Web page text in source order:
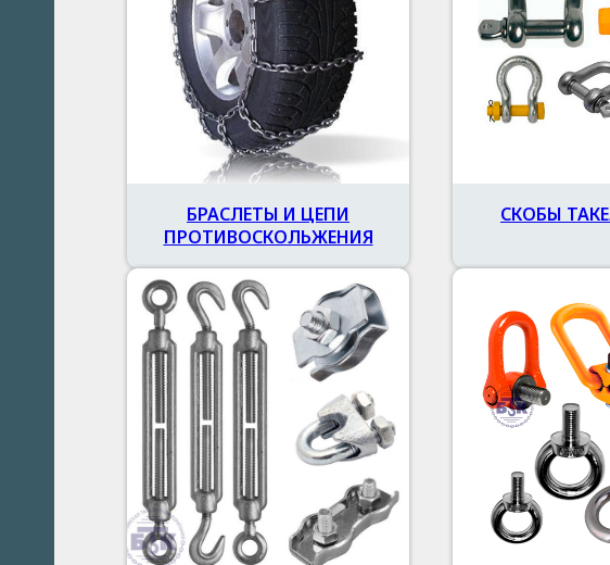
БРАСЛЕТЫ И ЦЕПИ
ПРОТИВОСКОЛЬЖЕНИЯ
СКОБЫ